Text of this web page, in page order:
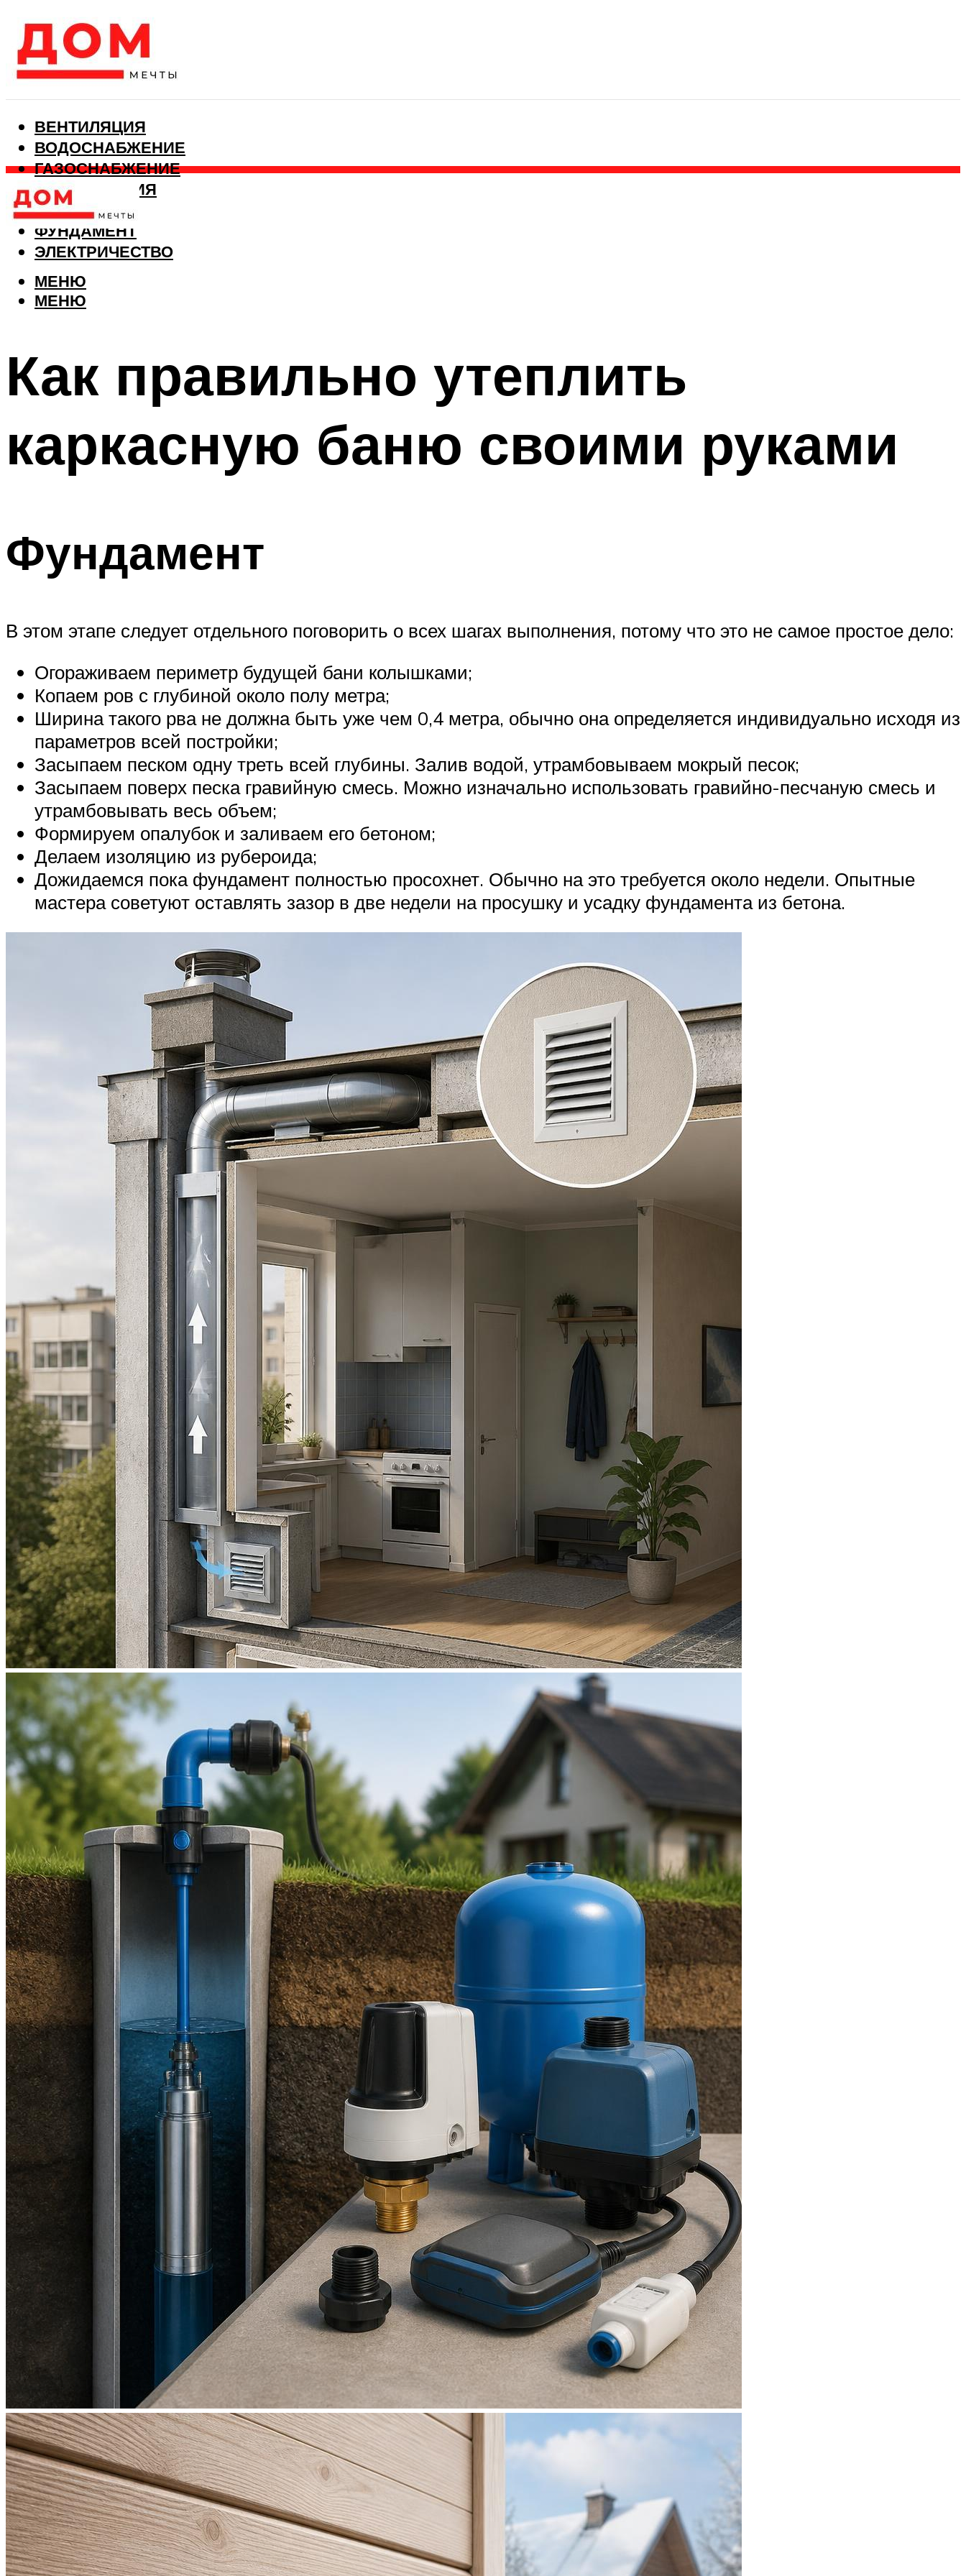
ВЕНТИЛЯЦИЯ
ВОДОСНАБЖЕНИЕ
ГАЗОСНАБЖЕНИЕ
КАНАЛИЗАЦИЯ
ОТОПЛЕНИЕ
ФУНДАМЕНТ
ЭЛЕКТРИЧЕСТВО
МЕНЮ
МЕНЮ
Как правильно утеплить
каркасную баню своими руками
Фундамент
В этом этапе следует отдельного поговорить о всех шагах выполнения, потому что это не самое простое дело:
Огораживаем периметр будущей бани колышками;
Копаем ров с глубиной около полу метра;
Ширина такого рва не должна быть уже чем 0,4 метра, обычно она определяется индивидуально исходя из
параметров всей постройки;
Засыпаем песком одну треть всей глубины. Залив водой, утрамбовываем мокрый песок;
Засыпаем поверх песка гравийную смесь. Можно изначально использовать гравийно-песчаную смесь и
утрамбовывать весь объем;
Формируем опалубок и заливаем его бетоном;
Делаем изоляцию из рубероида;
Дожидаемся пока фундамент полностью просохнет. Обычно на это требуется около недели. Опытные
мастера советуют оставлять зазор в две недели на просушку и усадку фундамента из бетона.